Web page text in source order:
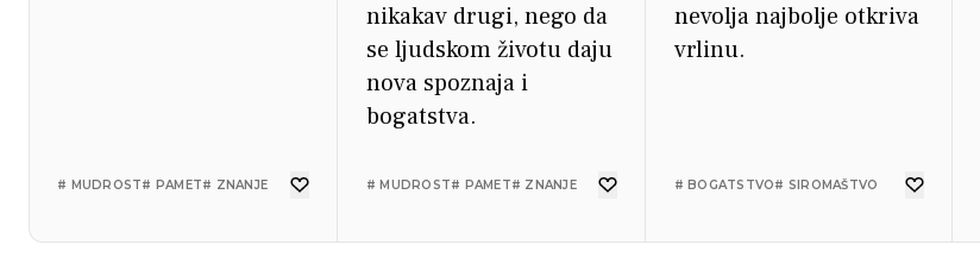
# MUDROST# PAMET# ZNANJE
nikakav drugi, nego da
se ljudskom životu daju
nova spoznaja i
bogatstva.
# MUDROST# PAMET# ZNANJE
nevolja najbolje otkriva
vrlinu.
# BOGATSTVO# SIROMAŠTVO